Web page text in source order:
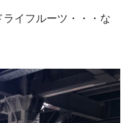
イフルーツ・・・な